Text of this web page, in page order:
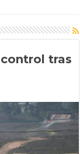
tras